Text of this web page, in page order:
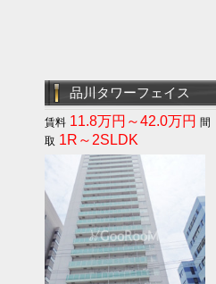
品川タワーフェイス
11.8万円～42.0万円
1R～2SLDK